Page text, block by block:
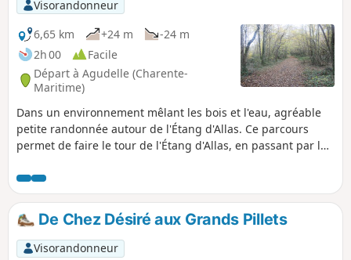
Visorandonneur
6,65 km
+24 m
-24 m
2h 00
Facile
Départ à Agudelle (Charente-
Maritime)
Dans un environnement mêlant les bois et l'eau, agréable
petite randonnée autour de l'Étang d'Allas. Ce parcours
permet de faire le tour de l'Étang d'Allas, en passant par la
De Chez Désiré aux Grands Pillets
Visorandonneur